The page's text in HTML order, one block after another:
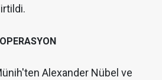
Alexander Nübel ve